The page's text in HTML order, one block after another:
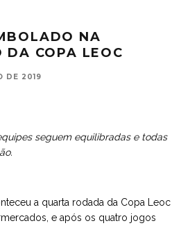
NA
DA COPA LEOC
DE 2019
seguem equilibradas e todas
a quarta rodada da Copa Leoc
e após os quatro jogos